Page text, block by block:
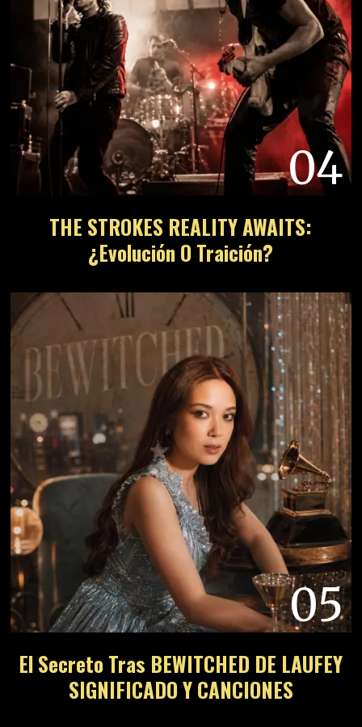
04
THE STROKES REALITY AWAITS:
¿Evolución O Traición?
05
El Secreto Tras BEWITCHED DE LAUFEY
SIGNIFICADO Y CANCIONES